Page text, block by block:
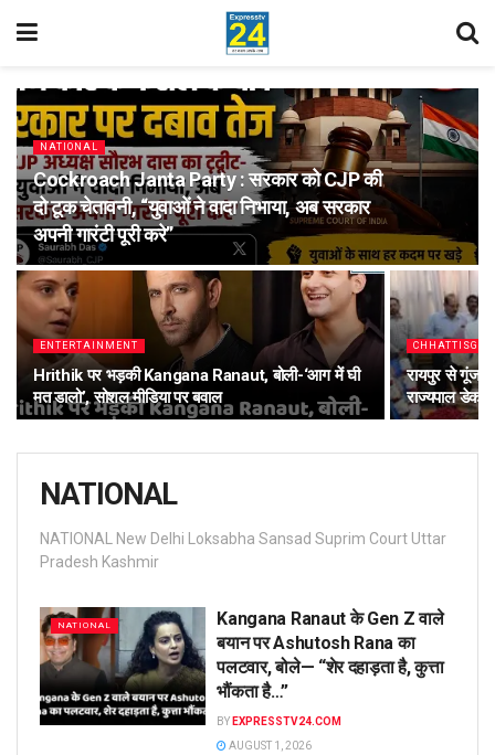
NATIONAL
Cockroach Janta Party : सरकार को CJP की
दो टूक चेतावनी, “युवाओं ने वादा निभाया, अब सरकार
अपनी गारंटी पूरी करे”
ENTERTAINMENT
Hrithik पर भड़की Kangana Ranaut, बोली-‘आग में घी
मत डालो’, सोशल मीडिया पर बवाल
रायपुर से
राज्यपाल
NATIONAL
NATIONAL New Delhi Loksabha Sansad Suprim Court Uttar
Pradesh Kashmir
NATIONAL
Kangana Ranaut के Gen Z वाले
बयान पर Ashutosh Rana का
पलटवार, बोले— “शेर दहाड़ता है, कुत्ता
भौंकता है…”
BY EXPRESSTV24.COM
AUGUST 1, 2026